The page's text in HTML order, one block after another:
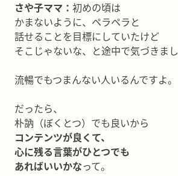
さや子ママ： 初めの頃は
かまないように、ペラペラと
話せることを目標にしていたけど
そこじゃないな、と途中で気づきまし
流暢でもつまんない人いるんですよ。
だったら、
朴訥（ぼくとつ）でも良いから
コンテンツが良くて、
心に残る言葉がひとつでも
あればいいかなって。